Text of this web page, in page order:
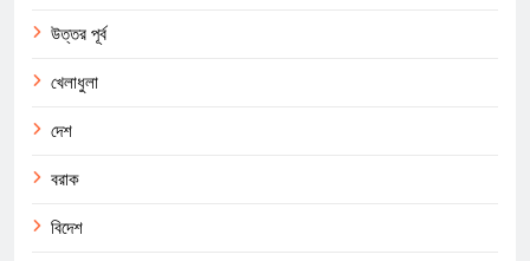
উত্তর পূর্ব
খেলাধুলা
দেশ
বরাক
বিদেশ